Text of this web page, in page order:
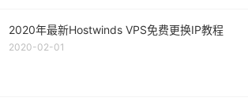
2020年最新Hostwinds VPS免费更换IP教程
2020-02-01